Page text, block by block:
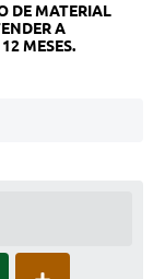
DE MATERIAL
A
MESES.